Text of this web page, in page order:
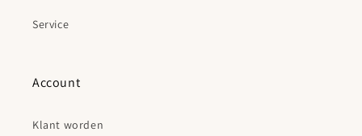
Service
Account
Klant worden